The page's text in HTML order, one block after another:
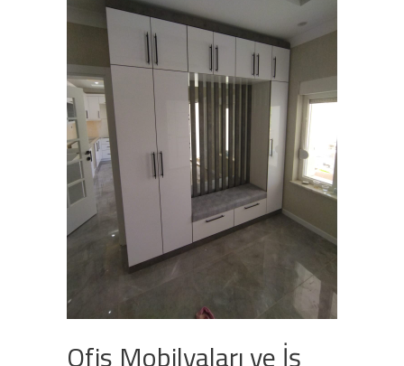
Ofis Mobilyaları ve İş